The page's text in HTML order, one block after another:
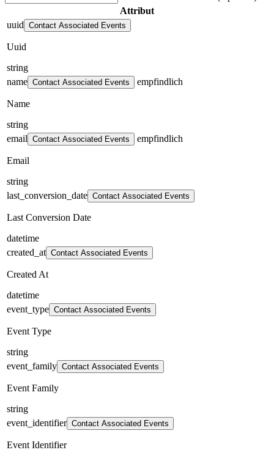
Attribut
uuid Contact Associated Events
Uuid
string
name Contact Associated Events empfindlich
Name
string
email Contact Associated Events empfindlich
Email
string
last_conversion_date Contact Associated Events
Last Conversion Date
datetime
created_at Contact Associated Events
Created At
datetime
event_type Contact Associated Events
Event Type
string
event_family Contact Associated Events
Event Family
string
event_identifier Contact Associated Events
Event Identifier